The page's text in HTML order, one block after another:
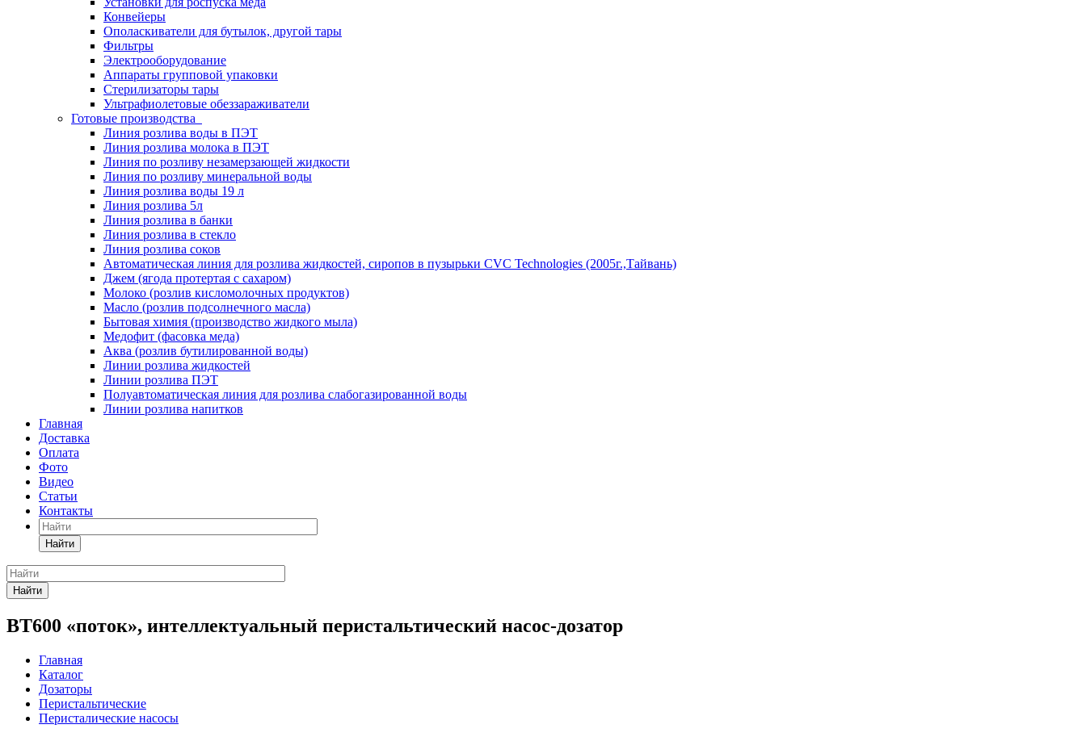
Конвейеры
Ополаскиватели для бутылок, другой тары
Фильтры
Электрооборудование
Аппараты групповой упаковки
Стерилизаторы тары
Ультрафиолетовые обеззараживатели
Готовые производства
Линия розлива воды в ПЭТ
Линия розлива молока в ПЭТ
Линия по розливу незамерзающей жидкости
Линия по розливу минеральной воды
Линия розлива воды 19 л
Линия розлива 5л
Линия розлива в банки
Линия розлива в стекло
Линия розлива соков
Автоматическая линия для розлива жидкостей, сиропов в пузырьки CVC Technologies (2005г.,Тайвань)
Джем (ягода протертая с сахаром)
Молоко (розлив кисломолочных продуктов)
Масло (розлив подсолнечного масла)
Бытовая химия (производство жидкого мыла)
Медофит (фасовка меда)
Аква (розлив бутилированной воды)
Линии розлива жидкостей
Линии розлива ПЭТ
Полуавтоматическая линия для розлива слабогазированной воды
Линии розлива напитков
Главная
Доставка
Оплата
Фото
Видео
Статьи
Контакты
Найти
Найти
BT600 «поток», интеллектуальный перистальтический насос-дозатор
Главная
Каталог
Дозаторы
Перистальтические
Перисталические насосы